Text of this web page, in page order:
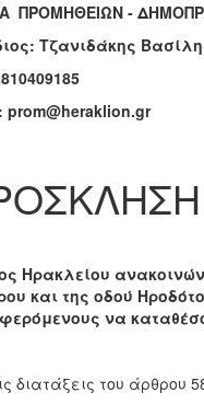
ΠΡΟΜΗΘΕΙΩΝ -
Τζανιδάκης
prom@heraklion.gr
Ηρακλείου
και της οδού
να
του άρθρου